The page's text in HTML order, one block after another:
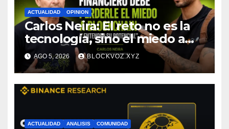
ACTUALIDAD OPINION
Carlos Neira: El reto no es la
tecnología, sino el miedo a
entenderla
AGO 5, 2026 BLOCKVOZ.XYZ
ACTUALIDAD ANALISIS COMUNIDAD